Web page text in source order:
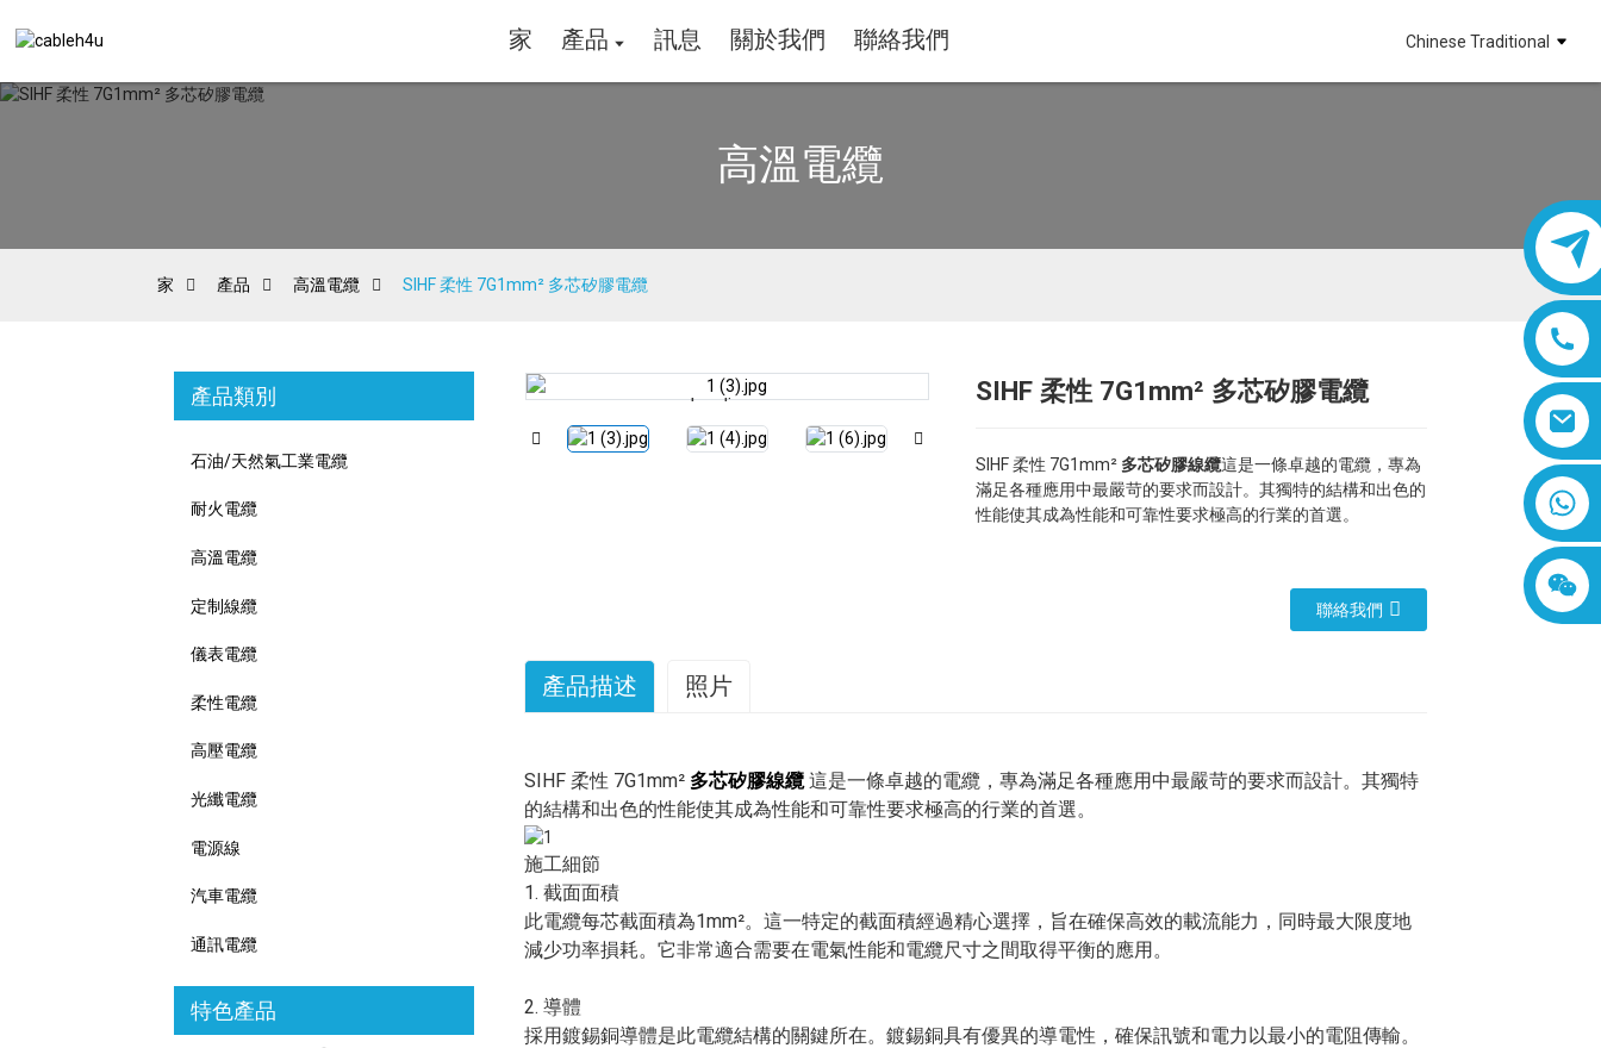
家 產品 訊息 關於我們 聯絡我們 Chinese Traditional
8618019377761
高溫電纜
家 產品 高溫電纜 SIHF 柔性 7G1mm² 多芯矽膠電纜
產品類別
石油/天然氣工業電纜
耐火電纜
高溫電纜
定制線纜
儀表電纜
柔性電纜
高壓電纜
光纖電纜
電源線
汽車電纜
通訊電纜
特色產品
Loading...
Loading... Loading...
Loading... Loading...
Loading... Loading...
Loading...
SIHF 柔性 7G1mm² 多芯矽膠電纜
SIHF 柔性 7G1mm² 多芯矽膠線纜這是一條卓越的電纜，專為
滿足各種應用中最嚴苛的要求而設計。其獨特的結構和出色的
性能使其成為性能和可靠性要求極高的行業的首選。
聯絡我們
產品描述 照片
SIHF 柔性 7G1mm² 多芯矽膠線纜這是一條卓越的電纜，專為滿足各種應用中最嚴苛的要求而設計。其獨特
的結構和出色的性能使其成為性能和可靠性要求極高的行業的首選。
施工細節
1. 截面面積
此電纜每芯截面積為1mm²。這一特定的截面積經過精心選擇，旨在確保高效的載流能力，同時最大限度地
減少功率損耗。它非常適合需要在電氣性能和電纜尺寸之間取得平衡的應用。
2. 導體
採用鍍錫銅導體是此電纜結構的關鍵所在。鍍錫銅具有優異的導電性，確保訊號和電力以最小的電阻傳輸。